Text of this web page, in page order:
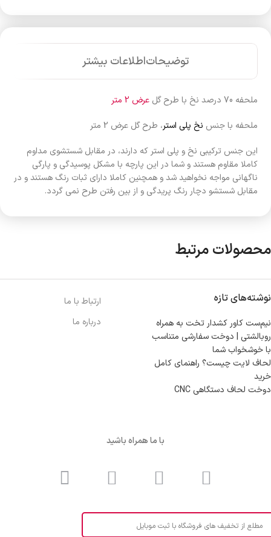
توضیحاتاطلاعات بیشتر
ملحفه 70 درصد نخ با طرح گل
عرض 2 متر
ملحفه با جنس نخ پلی استر، طرح گل عرض 2 متر
این جنس ترکیبی نخ و پلی استر که دارند، در مقابل شستشوی مداوم
کاملا مقاوم هستند و شما در این پارچه با مشکل پوسیدگی و پارگی
ناگهانی مواجه نخواهید شد و همچنین کاملا دارای ثبات رنگ هستند و در
مقابل شستشو دچار رنگ پریدگی و از بین رفتن طرح نمی گردد.
محصولات مرتبط
نوشته‌های تازه
نیم‌ست کاور کشدار تخت به همراه
روبالشتی | دوخت سفارشی متناسب
با خوشخواب شما
لحاف لایت چیست؟ راهنمای کامل
خرید
دوخت لحاف دستگاهی CNC
ارتباط با ما
درباره ما
با ما همراه باشید
مطلع از تخفیف های فروشگاه با ثبت موبایل